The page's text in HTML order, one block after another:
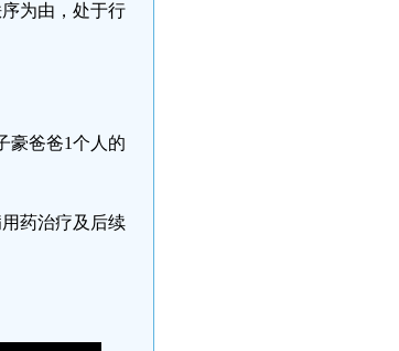
为由，处于行
豪爸爸1个人的
药治疗及后续